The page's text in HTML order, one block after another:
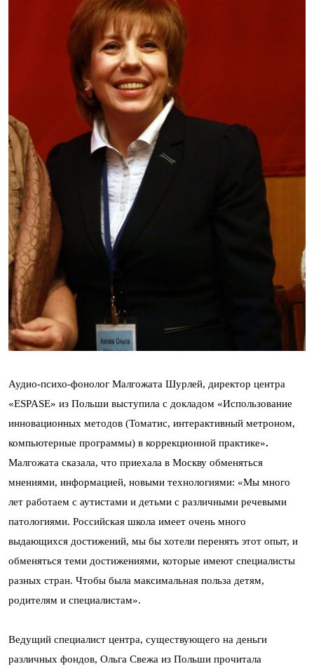
Аудио-психо-фонолог Малгожата Шурлей, директор центра
«ESPASE» из Польши выступила с докладом «Использование
инновационных методов (Томатис, интерактивный метроном,
компьютерные программы) в коррекционной практике».
Малгожата сказала, что приехала в Москву обменяться
мнениями, информацией, новыми технологиями: «Мы много
лет работаем с аутистами и детьми с различными речевыми
патологиями. Российская школа имеет очень много
выдающихся достижений, мы бы хотели перенять этот опыт, и
обменяться теми достижениями, которые имеют специалисты
разных стран. Чтобы была максимальная польза детям,
родителям и специалистам».
Ведущий специалист центра, существующего на деньги
различных фондов, Ольга Свежа из Польши прочитала